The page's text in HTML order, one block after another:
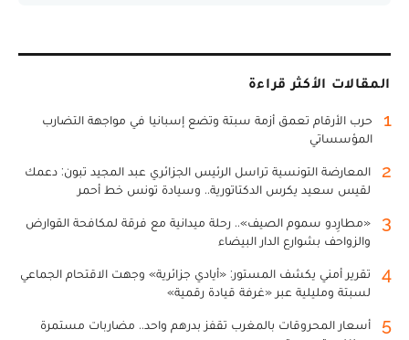
المقالات الأكثر قراءة
1
حرب الأرقام تعمق أزمة سبتة وتضع إسبانيا في مواجهة التضارب
المؤسساتي
2
المعارضة التونسية تراسل الرئيس الجزائري عبد المجيد تبون: دعمك
لقيس سعيد يكرس الدكتاتورية.. وسيادة تونس خط أحمر
3
«مطارِدو سموم الصيف».. رحلة ميدانية مع فرقة لمكافحة القوارض
والزواحف بشوارع الدار البيضاء
4
تقرير أمني يكشف المستور: «أيادي جزائرية» وجهت الاقتحام الجماعي
لسبتة ومليلية عبر «غرفة قيادة رقمية»
5
أسعار المحروقات بالمغرب تقفز بدرهم واحد.. مضاربات مستمرة